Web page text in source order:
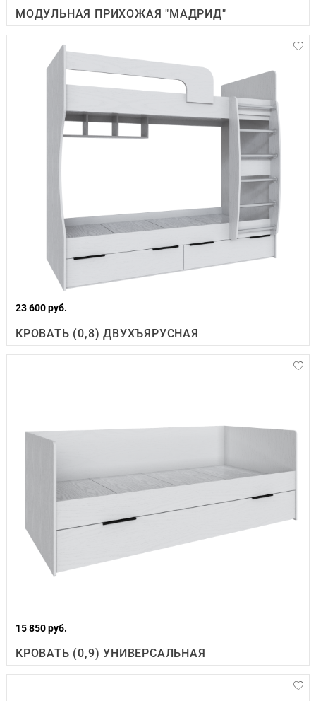
МОДУЛЬНАЯ ПРИХОЖАЯ "МАДРИД"
23 600 руб.
КРОВАТЬ (0,8) ДВУХЪЯРУСНАЯ
15 850 руб.
КРОВАТЬ (0,9) УНИВЕРСАЛЬНАЯ